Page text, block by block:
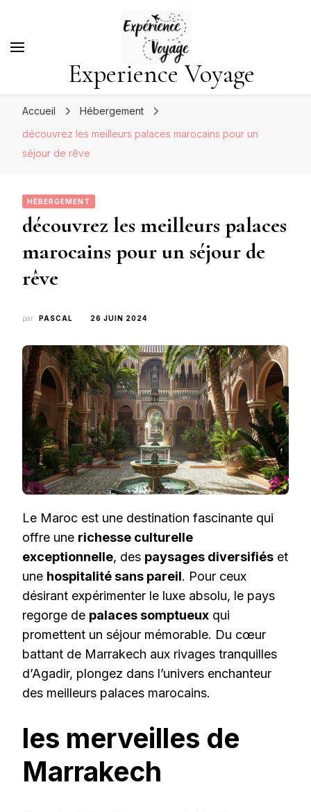
Experience Voyage
Accueil
Hébergement
découvrez les meilleurs palaces marocains pour un
séjour de rêve
HÉBERGEMENT
découvrez les meilleurs palaces
marocains pour un séjour de
rêve
par PASCAL 26 JUIN 2024
Le Maroc est une destination fascinante qui
offre une richesse culturelle
exceptionnelle, des paysages diversifiés et
une hospitalité sans pareil. Pour ceux
désirant expérimenter le luxe absolu, le pays
regorge de palaces somptueux qui
promettent un séjour mémorable. Du cœur
battant de Marrakech aux rivages tranquilles
d’Agadir, plongez dans l’univers enchanteur
des meilleurs palaces marocains.
les merveilles de
Marrakech